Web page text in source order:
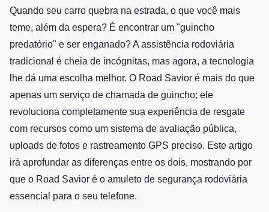
Quando seu carro quebra na estrada, o que você mais
teme, além da espera? É encontrar um "guincho
predatório" e ser enganado? A assistência rodoviária
tradicional é cheia de incógnitas, mas agora, a tecnologia
lhe dá uma escolha melhor. O Road Savior é mais do que
apenas um serviço de chamada de guincho; ele
revoluciona completamente sua experiência de resgate
com recursos como um sistema de avaliação pública,
uploads de fotos e rastreamento GPS preciso. Este artigo
irá aprofundar as diferenças entre os dois, mostrando por
que o Road Savior é o amuleto de segurança rodoviária
essencial para o seu telefone.